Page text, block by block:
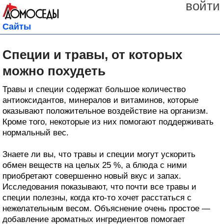
войти
Сайты
Специи и травы, от которых
можно похудеть
Травы и специи содержат большое количество
антиоксидантов, минералов и витаминов, которые
оказывают положительное воздействие на организм.
Кроме того, некоторые из них помогают поддерживать
нормальный вес.
Знаете ли вы, что травы и специи могут ускорить
обмен веществ на целых 25 %, а блюда с ними
приобретают совершенно новый вкус и запах.
Исследования показывают, что почти все травы и
специи полезны, когда кто-то хочет расстаться с
нежелательным весом. Объяснение очень простое —
добавление ароматных ингредиентов помогает